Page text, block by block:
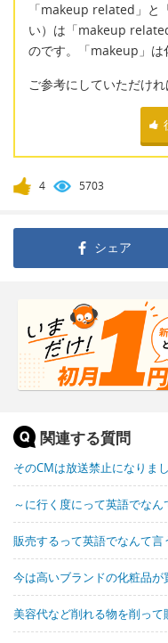
「makeup related」と
い）は「makeup
のです。「makeup」は
ご参考にしていただけれ
4 5703
シェア
関連する質問
そのCMは放送禁止になりま
～に行く度にって英語でなん
販売するって英語でなんて言
今は高いブランドの化粧品
美容代など削れる物を削っ